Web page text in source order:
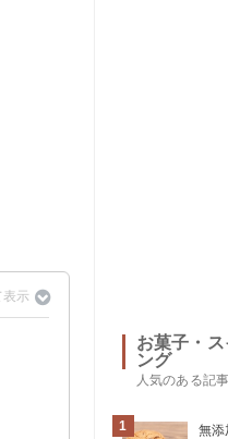
お菓子・
ング
人気のある記
1
無添